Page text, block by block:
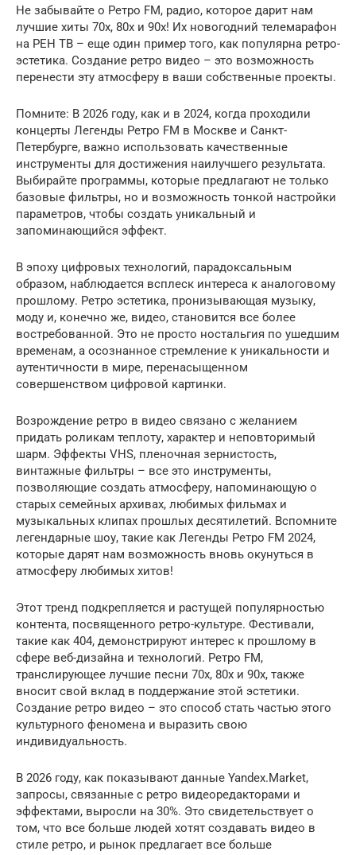
Не забывайте о Ретро FM, радио, которое дарит нам
лучшие хиты 70х, 80х и 90х! Их новогодний телемарафон
на РЕН ТВ – еще один пример того, как популярна ретро-
эстетика. Создание ретро видео – это возможность
перенести эту атмосферу в ваши собственные проекты.
Помните: В 2026 году, как и в 2024, когда проходили
концерты Легенды Ретро FM в Москве и Санкт-
Петербурге, важно использовать качественные
инструменты для достижения наилучшего результата.
Выбирайте программы, которые предлагают не только
базовые фильтры, но и возможность тонкой настройки
параметров, чтобы создать уникальный и
запоминающийся эффект.
В эпоху цифровых технологий, парадоксальным
образом, наблюдается всплеск интереса к аналоговому
прошлому. Ретро эстетика, пронизывающая музыку,
моду и, конечно же, видео, становится все более
востребованной. Это не просто ностальгия по ушедшим
временам, а осознанное стремление к уникальности и
аутентичности в мире, перенасыщенном
совершенством цифровой картинки.
Возрождение ретро в видео связано с желанием
придать роликам теплоту, характер и неповторимый
шарм. Эффекты VHS, пленочная зернистость,
винтажные фильтры – все это инструменты,
позволяющие создать атмосферу, напоминающую о
старых семейных архивах, любимых фильмах и
музыкальных клипах прошлых десятилетий. Вспомните
легендарные шоу, такие как Легенды Ретро FM 2024,
которые дарят нам возможность вновь окунуться в
атмосферу любимых хитов!
Этот тренд подкрепляется и растущей популярностью
контента, посвященного ретро-культуре. Фестивали,
такие как 404, демонстрируют интерес к прошлому в
сфере веб-дизайна и технологий. Ретро FM,
транслирующее лучшие песни 70х, 80х и 90х, также
вносит свой вклад в поддержание этой эстетики.
Создание ретро видео – это способ стать частью этого
культурного феномена и выразить свою
индивидуальность.
В 2026 году, как показывают данные Yandex.Market,
запросы, связанные с ретро видеоредакторами и
эффектами, выросли на 30%. Это свидетельствует о
том, что все больше людей хотят создавать видео в
стиле ретро, и рынок предлагает все больше